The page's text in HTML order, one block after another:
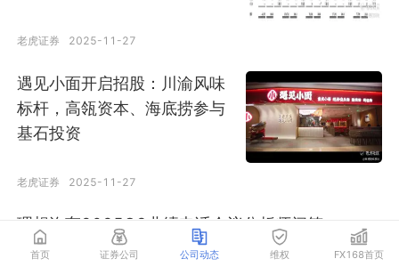
老虎证券 2025-11-27
遇见小面开启招股：川渝风味
标杆，高瓴资本、海底捞参与
基石投资
老虎证券 2025-11-27
理想汽车2025Q3业绩电话会议分析师问答
老虎证券 2025-11-27
首页 证券公司 公司动态 维权 FX168首页